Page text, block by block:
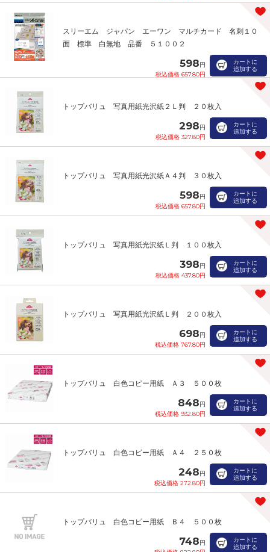
スリーエム ジャパン エーワン マルチカード 名刺１０
面 標準 白無地 品番 ５１００２
598円
税込価格 657.80円
カートに
追加する
トップバリュ 写真用紙光沢紙２Ｌ判 ２０枚入
298円
税込価格 327.80円
カートに
追加する
トップバリュ 写真用紙光沢紙Ａ４判 ３０枚入
598円
税込価格 657.80円
カートに
追加する
トップバリュ 写真用紙光沢紙Ｌ判 １００枚入
398円
税込価格 437.80円
カートに
追加する
トップバリュ 写真用紙光沢紙Ｌ判 ２００枚入
698円
税込価格 767.80円
カートに
追加する
トップバリュ 白色コピー用紙 Ａ３ ５００枚
848円
税込価格 932.80円
カートに
追加する
トップバリュ 白色コピー用紙 Ａ４ ２５０枚
248円
税込価格 272.80円
カートに
追加する
トップバリュ 白色コピー用紙 Ｂ４ ５００枚
748円
カートに
追加する